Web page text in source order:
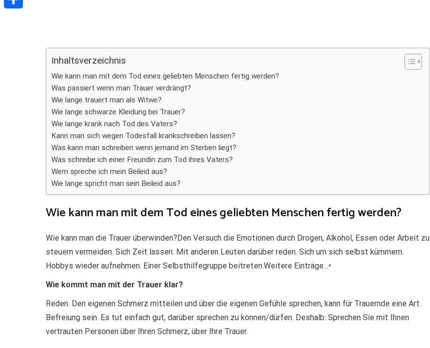
Inhaltsverzeichnis
Wie kann man mit dem Tod eines geliebten Menschen fertig werden?
Was passiert wenn man Trauer verdrängt?
Wie lange trauert man als Witwe?
Wie lange schwarze Kleidung bei Trauer?
Wie lange krank nach Tod des Vaters?
Kann man sich wegen Todesfall krankschreiben lassen?
Was kann man schreiben wenn jemand im Sterben liegt?
Was schreibe ich einer Freundin zum Tod ihres Vaters?
Wem spreche ich mein Beileid aus?
Wie lange spricht man sein Beileid aus?
Wie kann man mit dem Tod eines geliebten Menschen fertig werden?
Wie kann man die Trauer überwinden?Den Versuch die Emotionen durch Drogen, Alkohol, Essen oder Arbeit zu
steuern vermeiden. Sich Zeit lassen. Mit anderen Leuten darüber reden. Sich um sich selbst kümmern.
Hobbys wieder aufnehmen. Einer Selbsthilfegruppe beitreten.Weitere Einträge…•
Wie kommt man mit der Trauer klar?
Reden. Den eigenen Schmerz mitteilen und über die eigenen Gefühle sprechen, kann für Trauernde eine Art
Befreiung sein. Es tut einfach gut, darüber sprechen zu können/dürfen. Deshalb: Sprechen Sie mit Ihnen
vertrauten Personen über Ihren Schmerz, über Ihre Trauer.